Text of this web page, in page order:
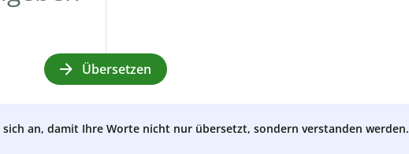
Übersetzen
an, damit Ihre Worte nicht nur übersetzt, sondern verstanden werden.